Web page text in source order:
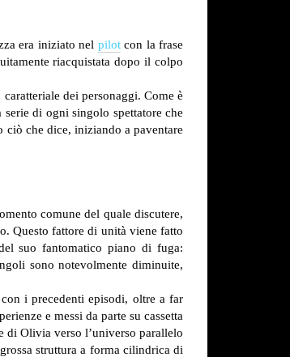
era iniziato nel pilotcon la frase
riacquistata dopo il colpo
dei personaggi. Come è
di ogni singolo spettatore che
ciò che dice, iniziando a paventare
comune del quale discutere,
Questo fattore di unità viene fatto
suo fantomatico piano di fuga:
sono notevolmente diminuite,
i precedenti episodi, oltre a far
e messi da parte su cassetta
di Olivia verso l’universo parallelo
struttura a forma cilindrica di